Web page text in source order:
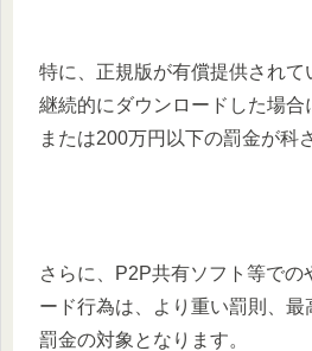
特に、正規版が有償提供されて
継続的にダウンロードした場合
または200万円以下の罰金が科
さらに、P2P共有ソフト等での
ード行為は、より重い罰則、
罰金の対象となります。